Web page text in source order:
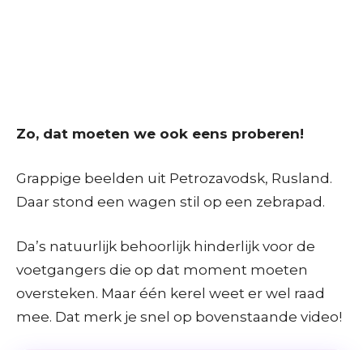
Zo, dat moeten we ook eens proberen!
Grappige beelden uit Petrozavodsk, Rusland.
Daar stond een wagen stil op een zebrapad.
Da’s natuurlijk behoorlijk hinderlijk voor de
voetgangers die op dat moment moeten
oversteken. Maar één kerel weet er wel raad
mee. Dat merk je snel op bovenstaande video!